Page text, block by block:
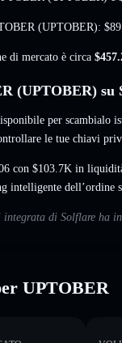
(UPTOBER):
di mercato è circa
(UPTOBER) su
per scambialo
le tue chiavi
con $103.7K in
intelligente dell’ordine
di Solflare ha
UPTOBER